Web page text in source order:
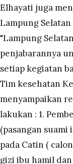
Elhayati juga
Lampung
"Lampung
penjabarannya
setiap kegiatan
Tim kesehatan
menyampaikan
lakukan : 1.
(pasangan suami
pada Catin (
gizi ibu hamil